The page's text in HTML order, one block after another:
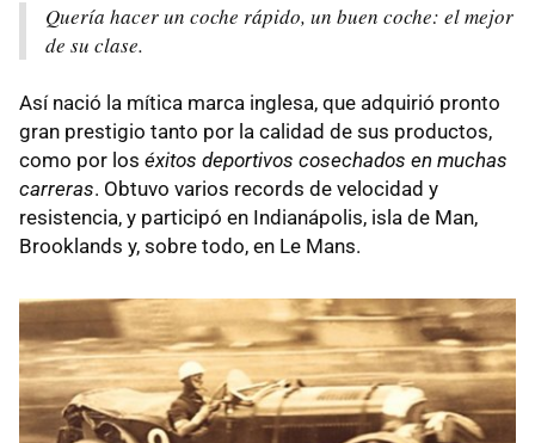
Quería hacer un coche rápido, un buen coche: el mejor
de su clase.
Así nació la mítica marca inglesa, que adquirió pronto
gran prestigio tanto por la calidad de sus productos,
como por los éxitos deportivos cosechados en muchas
carreras. Obtuvo varios records de velocidad y
resistencia, y participó en Indianápolis, isla de Man,
Brooklands y, sobre todo, en Le Mans.